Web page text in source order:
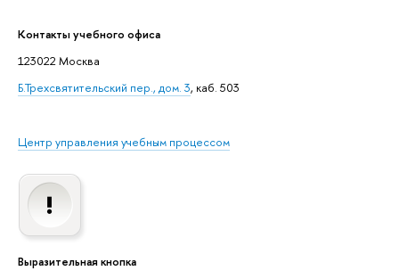
Контакты учебного офиса
123022 Москва
Б.Трехсвятительский пер., дом. 3, каб. 503
Центр управления учебным процессом
Выразительная кнопка